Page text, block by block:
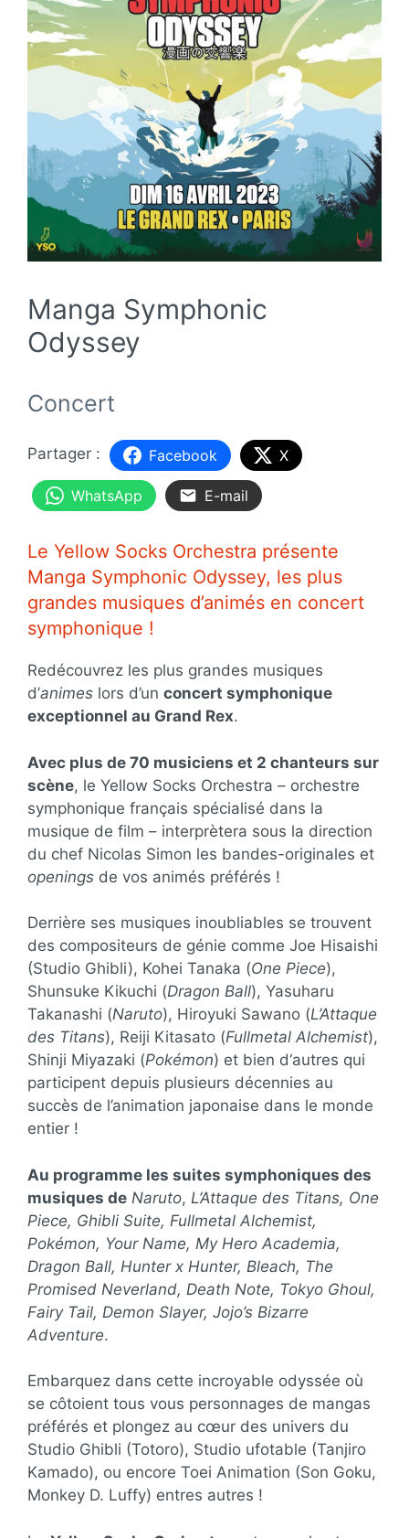
Manga Symphonic
Odyssey
Concert
Facebook X
WhatsApp E-mail
Le Yellow Socks Orchestra présente
Manga Symphonic Odyssey, les plus
grandes musiques d’animés en concert
symphonique !
Redécouvrez les plus grandes musiques
d’animes lors d’un concert symphonique
exceptionnel au Grand Rex.
Avec plus de 70 musiciens et 2 chanteurs sur
scène, le Yellow Socks Orchestra – orchestre
symphonique français spécialisé dans la
musique de film – interprètera sous la direction
du chef Nicolas Simon les bandes-originales et
openings de vos animés préférés !
Derrière ses musiques inoubliables se trouvent
des compositeurs de génie comme Joe Hisaishi
(Studio Ghibli), Kohei Tanaka (One Piece),
Shunsuke Kikuchi (Dragon Ball), Yasuharu
Takanashi (Naruto), Hiroyuki Sawano (L’Attaque
des Titans), Reiji Kitasato (Fullmetal Alchemist),
Shinji Miyazaki (Pokémon) et bien d‘autres qui
participent depuis plusieurs décennies au
succès de l’animation japonaise dans le monde
entier !
Au programme les suites symphoniques des
musiques de Naruto, L’Attaque des Titans, One
Piece, Ghibli Suite, Fullmetal Alchemist,
Pokémon, Your Name, My Hero Academia,
Dragon Ball, Hunter x Hunter, Bleach, The
Promised Neverland, Death Note, Tokyo Ghoul,
Fairy Tail, Demon Slayer, Jojo’s Bizarre
Adventure.
Embarquez dans cette incroyable odyssée où
se côtoient tous vous personnages de mangas
préférés et plongez au cœur des univers du
Studio Ghibli (Totoro), Studio ufotable (Tanjiro
Kamado), ou encore Toei Animation (Son Goku,
Monkey D. Luffy) entres autres !